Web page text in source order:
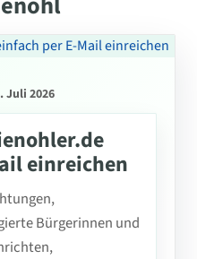
Juli 2026
einreichen
Bürgerinnen und